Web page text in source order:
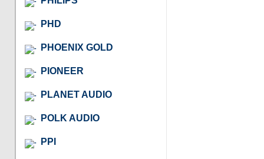
PHD
PHOENIX GOLD
PIONEER
PLANET AUDIO
POLK AUDIO
PPI